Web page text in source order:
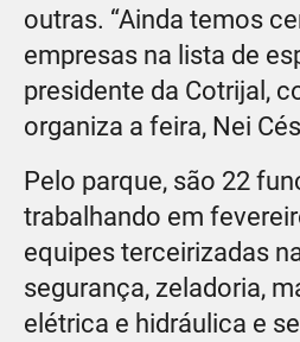
outras. “Ainda temos
empresas na lista de
presidente da Cotrijal,
organiza a feira, Nei
Pelo parque, são 22
trabalhando em
equipes terceirizadas
segurança, zeladoria,
elétrica e hidráulica e